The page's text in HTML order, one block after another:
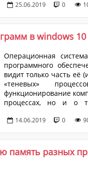
определить
просто отказывается
процесс...
25.06.2019 0
в windows 10
Операционная
программного
видит только часть её
«теневых»
функционирование
процессах, но и о
момент загрузки
интервал, заданный
рассматриваемой темы
14.06.2019 0
память разных